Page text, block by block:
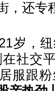
，还专
岁，
社交
服跟